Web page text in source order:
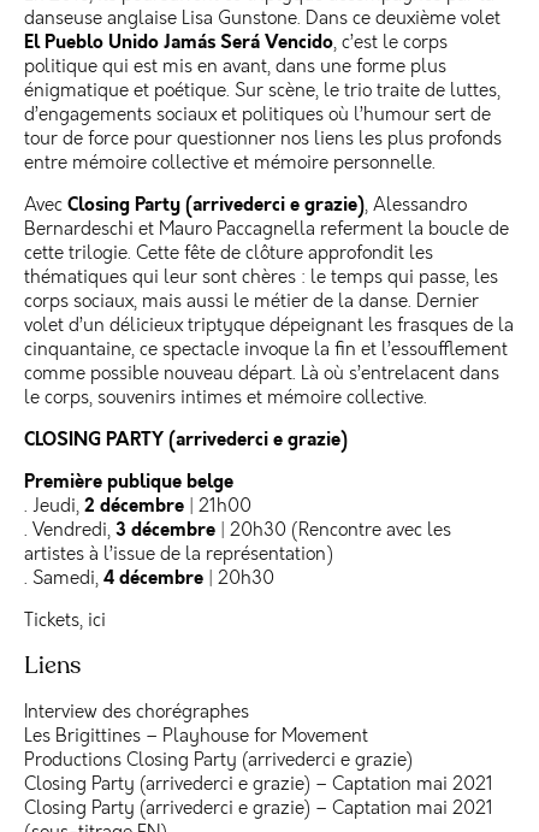
danseuse anglaise Lisa Gunstone. Dans ce deuxième volet
El Pueblo Unido Jamás Será Vencido, c’est le corps
politique qui est mis en avant, dans une forme plus
énigmatique et poétique. Sur scène, le trio traite de luttes,
d’engagements sociaux et politiques où l’humour sert de
tour de force pour questionner nos liens les plus profonds
entre mémoire collective et mémoire personnelle.
Avec Closing Party (arrivederci e grazie), Alessandro
Bernardeschi et Mauro Paccagnella referment la boucle de
cette trilogie. Cette fête de clôture approfondit les
thématiques qui leur sont chères : le temps qui passe, les
corps sociaux, mais aussi le métier de la danse. Dernier
volet d’un délicieux triptyque dépeignant les frasques de la
cinquantaine, ce spectacle invoque la fin et l’essoufflement
comme possible nouveau départ. Là où s’entrelacent dans
le corps, souvenirs intimes et mémoire collective.
CLOSING PARTY (arrivederci e grazie)
Première publique belge
. Jeudi, 2 décembre | 21h00
. Vendredi, 3 décembre | 20h30 (Rencontre avec les
artistes à l’issue de la représentation)
. Samedi, 4 décembre | 20h30
Tickets, ici
Liens
Interview des chorégraphes
Les Brigittines – Playhouse for Movement
Productions Closing Party (arrivederci e grazie)
Closing Party (arrivederci e grazie) – Captation mai 2021
Closing Party (arrivederci e grazie) – Captation mai 2021